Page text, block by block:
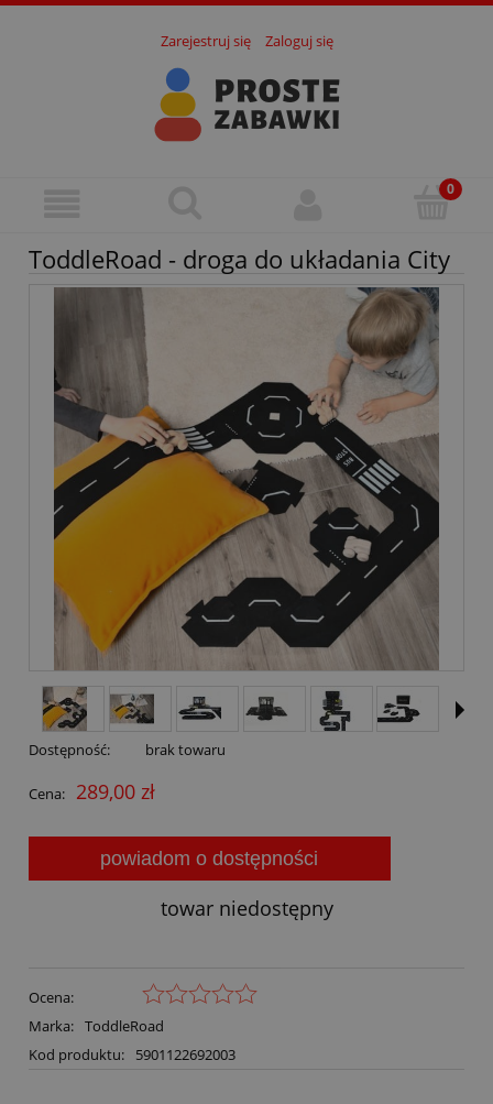
Zarejestruj się Zaloguj się
ToddleRoad - droga do układania City
Dostępność: brak towaru
Cena: 289,00 zł
powiadom o dostępności
towar niedostępny
Ocena:
Marka: ToddleRoad
Kod produktu:
5901122692003